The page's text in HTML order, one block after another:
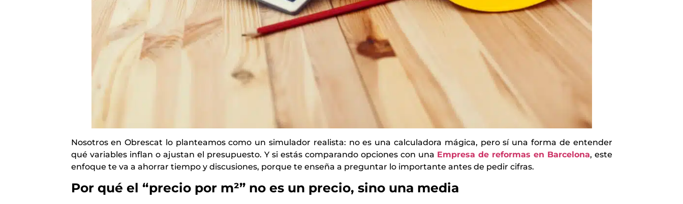
Nosotros en Obrescat lo planteamos como un simulador realista: no es una calculadora mágica, pero sí una forma de entender
qué variables inflan o ajustan el presupuesto. Y si estás comparando opciones con una Empresa de reformas en Barcelona, este
enfoque te va a ahorrar tiempo y discusiones, porque te enseña a preguntar lo importante antes de pedir cifras.
Por qué el “precio por m²” no es un precio, sino una media